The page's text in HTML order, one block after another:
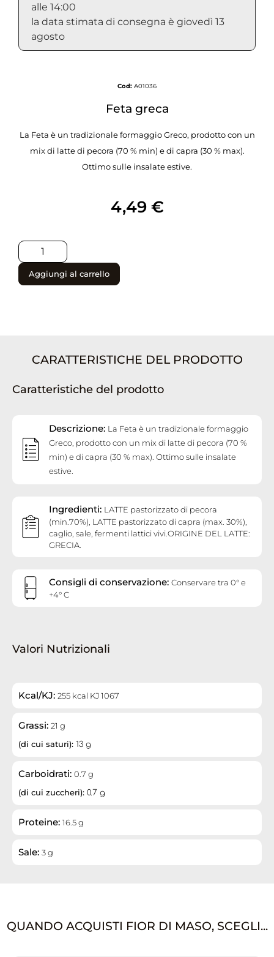
alle 14:00
la data stimata di consegna è giovedì 13
agosto
Cod: A01036
Feta greca
La Feta è un tradizionale formaggio Greco, prodotto con un
mix di latte di pecora (70 % min) e di capra (30 % max).
Ottimo sulle insalate estive.
4,49 €
Aggiungi al carrello
CARATTERISTICHE DEL PRODOTTO
Caratteristiche del prodotto
Descrizione: La Feta è un tradizionale formaggio
Greco, prodotto con un mix di latte di pecora (70 %
min) e di capra (30 % max). Ottimo sulle insalate
estive.
Ingredienti: LATTE pastorizzato di pecora
(min.70%), LATTE pastorizzato di capra (max. 30%),
caglio, sale, fermenti lattici vivi.ORIGINE DEL LATTE:
GRECIA.
Consigli di conservazione: Conservare tra 0° e
+4° C
Valori Nutrizionali
Kcal/KJ: 255 kcal KJ 1067
Grassi: 21 g
(di cui saturi): 13 g
Carboidrati: 0.7 g
(di cui zuccheri): 0.7 g
Proteine: 16.5 g
Sale: 3 g
QUANDO ACQUISTI FIOR DI MASO, SCEGLI...